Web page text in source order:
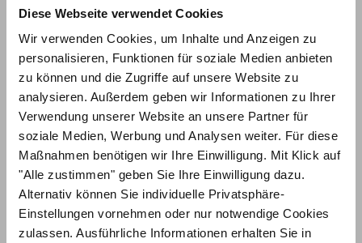
Diese Webseite verwendet Cookies
Wir verwenden Cookies, um Inhalte und Anzeigen zu
personalisieren, Funktionen für soziale Medien anbieten
zu können und die Zugriffe auf unsere Website zu
analysieren. Außerdem geben wir Informationen zu Ihrer
Verwendung unserer Website an unsere Partner für
soziale Medien, Werbung und Analysen weiter. Für diese
Maßnahmen benötigen wir Ihre Einwilligung. Mit Klick auf
"Alle zustimmen" geben Sie Ihre Einwilligung dazu.
Alternativ können Sie individuelle Privatsphäre-
Einstellungen vornehmen oder nur notwendige Cookies
zulassen. Ausführliche Informationen erhalten Sie in
Lastenverteilung. Im Gegensatz zu vielen anderen
Anbietern setzen wir bei diesem Lattenrost auf
holmüberlappende Federleisten und bieten somit
vollen Federkomfort in Länge und Breite. So entsteht
bei der Verwendung von zwei Lattenrosten im
Doppelbett keine Besucherritze.
Orthopädisch optimales Einsinken:Die verbauten
hochwertigen Kautschuk-Endpunktlager sind mit einem
besonderen Doppelfedersystem ausgestattet und
gewährleisten ein orthopädisch optimales Einsinken.
Qualität – Made in Germany:Der ergonomische XXL
Lattenrost wird komplett in Deutschland gefertigt und